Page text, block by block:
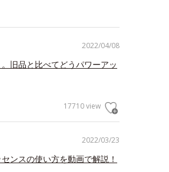
2022/04/08
旧品と比べてどうパワーアッ
17710 view
2022/03/23
ンスの使い方を動画で解説！